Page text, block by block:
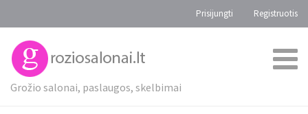
Prisijungti Registruotis
Grožio salonai, paslaugos, skelbimai